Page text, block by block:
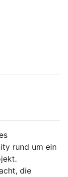
rund um ein
die